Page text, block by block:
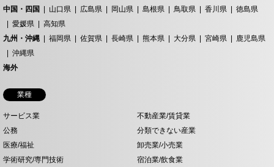
中国・四国
山口県 広島県 岡山県 島根県 鳥取県 香川県
徳島県
愛媛県
高知県
九州・沖縄
福岡県 佐賀県 長崎県 熊本県 大分県 宮崎県
鹿児島県
沖縄県
海外
業種
サービス業
不動産業/賃貸業
公務
分類できない産業
医療/福祉
卸売業/小売業
学術研究/専門技術
宿泊業/飲食業